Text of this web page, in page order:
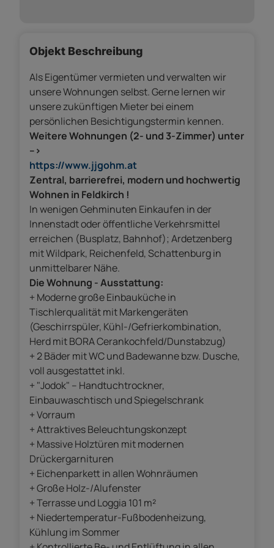
Objekt Beschreibung
Als Eigentümer vermieten und verwalten wir
unsere Wohnungen selbst. Gerne lernen wir
unsere zukünftigen Mieter bei einem
persönlichen Besichtigungstermin kennen.
Weitere Wohnungen (2- und 3-Zimmer) unter
-->
https://www.jjgohm.at
Zentral, barrierefrei, modern und hochwertig
Wohnen in Feldkirch !
In wenigen Gehminuten Einkaufen in der
Innenstadt oder öffentliche Verkehrsmittel
erreichen (Busplatz, Bahnhof); Ardetzenberg
mit Wildpark, Reichenfeld, Schattenburg in
unmittelbarer Nähe.
Die Wohnung - Ausstattung:
+ Moderne große Einbauküche in
Tischlerqualität mit Markengeräten
(Geschirrspüler, Kühl-/Gefrierkombination,
Herd mit BORA Cerankochfeld/Dunstabzug)
+ 2 Bäder mit WC und Badewanne bzw. Dusche,
voll ausgestattet inkl.
+ "Jodok" – Handtuchtrockner,
Einbauwaschtisch und Spiegelschrank
+ Vorraum
+ Attraktives Beleuchtungskonzept
+ Massive Holztüren mit modernen
Drückergarnituren
+ Eichenparkett in allen Wohnräumen
+ Große Holz-/Alufenster
+ Terrasse und Loggia 101 m²
+ Niedertemperatur-Fußbodenheizung,
Kühlung im Sommer